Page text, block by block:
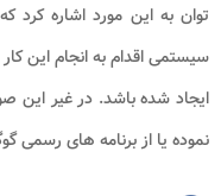
توان به این مورد اشاره کرد
سیستمی اقدام به انجام این
ایجاد شده باشد. در غیر این
نموده یا از برنامه های رسمی